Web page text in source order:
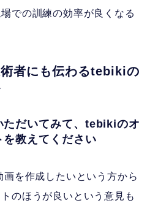
での訓練の効率が良くなる
者にも伝わるtebikiの
ただいてみて、tebikiのオ
を教えてください
画を作成したいという方から
のほうが良いという意見も